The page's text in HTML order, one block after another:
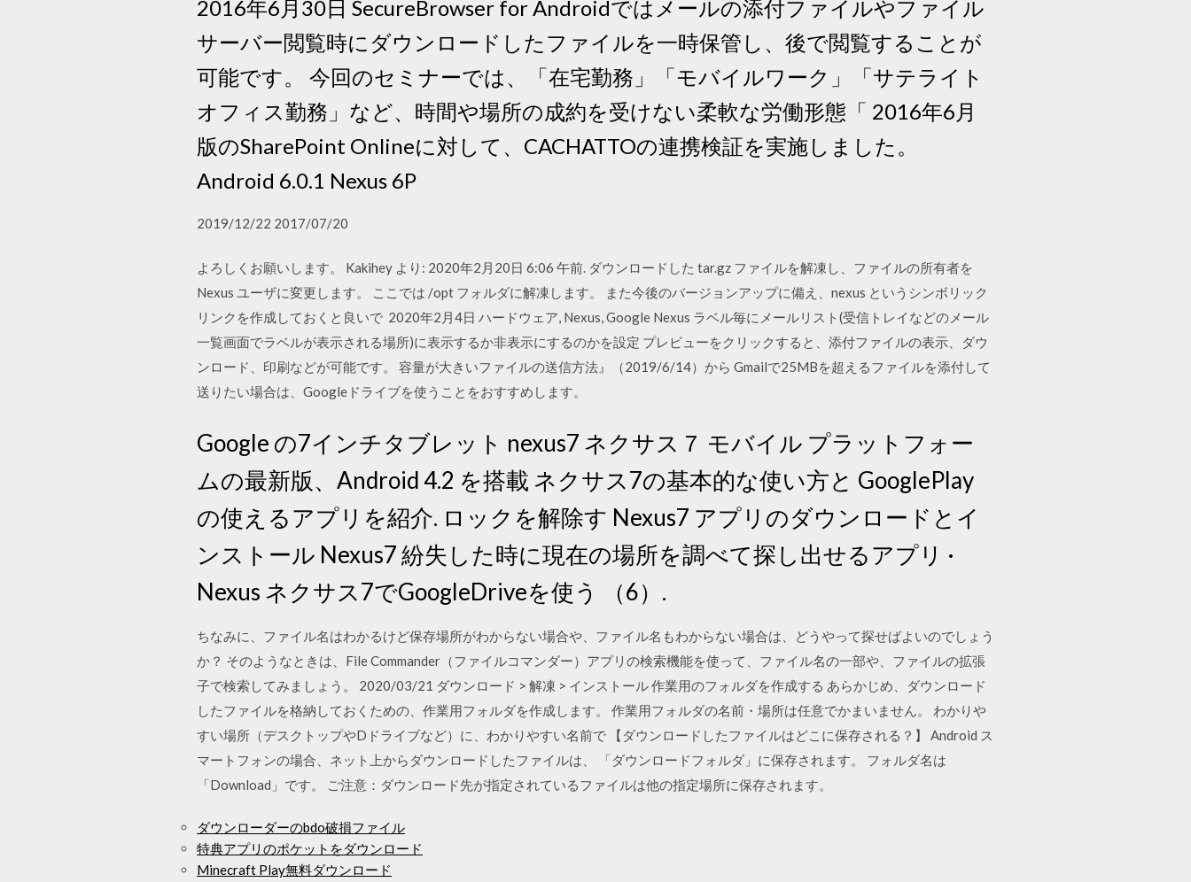
2016年6月30日 SecureBrowser for Androidではメールの添付ファイルやファイル
サーバー閲覧時にダウンロードしたファイルを一時保管し、後で閲覧することが
可能です。 今回のセミナーでは、「在宅勤務」「モバイルワーク」「サテライト
オフィス勤務」など、時間や場所の成約を受けない柔軟な労働形態「 2016年6月
版のSharePoint Onlineに対して、CACHATTOの連携検証を実施しました。
Android 6.0.1 Nexus 6P
2019/12/22 2017/07/20
よろしくお願いします。 Kakihey より: 2020年2月20日 6:06 午前. ダウンロードした tar.gz ファイルを解凍し、ファイルの所有者を
Nexus ユーザに変更します。 ここでは /opt フォルダに解凍します。 また今後のバージョンアップに備え、nexus というシンボリック
リンクを作成しておくと良いで 2020年2月4日 ハードウェア, Nexus, Google Nexus ラベル毎にメールリスト(受信トレイなどのメール
一覧画面でラベルが表示される場所)に表示するか非表示にするのかを設定 プレビューをクリックすると、添付ファイルの表示、ダウ
ンロード、印刷などが可能です。 容量が大きいファイルの送信方法』（2019/6/14）から Gmailで25MBを超えるファイルを添付して
送りたい場合は、Googleドライブを使うことをおすすめします。
Google の7インチタブレット nexus7 ネクサス７ モバイル プラットフォー
ムの最新版、Android 4.2 を搭載 ネクサス7の基本的な使い方と GooglePlay
の使えるアプリを紹介. ロックを解除す Nexus7 アプリのダウンロードとイ
ンストール Nexus7 紛失した時に現在の場所を調べて探し出せるアプリ ·
Nexus ネクサス7でGoogleDriveを使う （6）.
ちなみに、ファイル名はわかるけど保存場所がわからない場合や、ファイル名もわからない場合は、どうやって探せばよいのでしょう
か？ そのようなときは、File Commander（ファイルコマンダー）アプリの検索機能を使って、ファイル名の一部や、ファイルの拡張
子で検索してみましょう。 2020/03/21 ダウンロード > 解凍 > インストール 作業用のフォルダを作成する あらかじめ、ダウンロード
したファイルを格納しておくための、作業用フォルダを作成します。 作業用フォルダの名前・場所は任意でかまいません。 わかりや
すい場所（デスクトップやDドライブなど）に、わかりやすい名前で 【ダウンロードしたファイルはどこに保存される？】 Android ス
マートフォンの場合、ネット上からダウンロードしたファイルは、 「ダウンロードフォルダ」に保存されます。 フォルダ名は
「Download」です。 ご注意：ダウンロード先が指定されているファイルは他の指定場所に保存されます。
ダウンローダーのbdo破損ファイル
特典アプリのポケットをダウンロード
Minecraft Play無料ダウンロード